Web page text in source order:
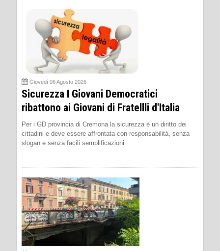
Giovedì 06 Agosto 2026
Sicurezza I Giovani Democratici
ribattono ai Giovani di Fratellli d'Italia
Per i GD provincia di Cremona la sicurezza è un diritto dei
cittadini e deve essere affrontata con responsabilità, senza
slogan e senza facili semplificazioni.